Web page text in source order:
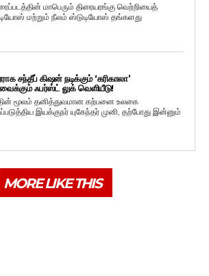
மாபெரும் திரையரங்கு வெற்றியைத்
மற்றும் நீலம் ஸ்டுடியோஸ் தங்களது
சந்தீப் கிஷன் நடிக்கும் ‘கரிகாலா’
ஃபர்ஸ்ட் லுக் வெளியீடு!
மூலம் தனித்துவமான கற்பனை உலகை
இயக்குநர் யுகேந்தர் முனி, தற்போது இன்னும்
MORE LIKE THIS